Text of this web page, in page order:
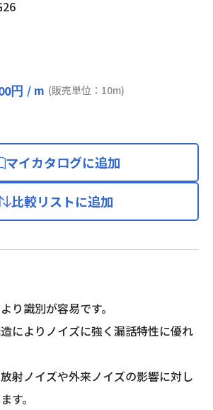
円 / m (販売単位：10m)
マイカタログに追加
比較リストに追加
り識別が容易です。
によりノイズに強く漏話特性に優れ
射ノイズや外来ノイズの影響に対し
す。